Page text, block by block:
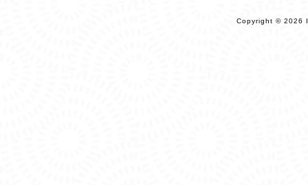
Copyright © 2026